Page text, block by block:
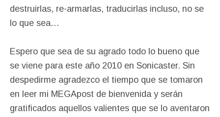
destruirlas, re-armarlas, traducirlas incluso, no se
lo que sea…
Espero que sea de su agrado todo lo bueno que
se viene para este año 2010 en Sonicaster. Sin
despedirme agradezco el tiempo que se tomaron
en leer mi MEGApost de bienvenida y serán
gratificados aquellos valientes que se lo aventaron